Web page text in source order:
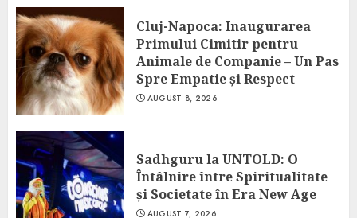
Cluj-Napoca: Inaugurarea
Primului Cimitir pentru
Animale de Companie – Un Pas
Spre Empatie și Respect
AUGUST 8, 2026
Sadhguru la UNTOLD: O
Întâlnire între Spiritualitate
și Societate în Era New Age
AUGUST 7, 2026